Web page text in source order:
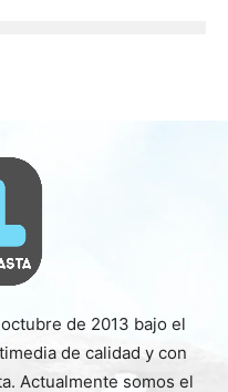
de 2013 bajo el
de calidad y con
Actualmente somos el